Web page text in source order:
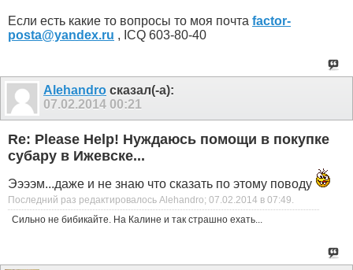
Если есть какие то вопросы то моя почта factor-
posta@yandex.ru , ICQ 603-80-40
Alehandro сказал(-а):
07.02.2014 00:21
Re: Please Help! Нуждаюсь помощи в покупке
субару в Ижевске...
Ээээм...даже и не знаю что сказать по этому поводу
Последний раз редактировалось Alehandro; 07.02.2014 в 07:49
Сильно не бибикайте. На Калине и так страшно ехать...